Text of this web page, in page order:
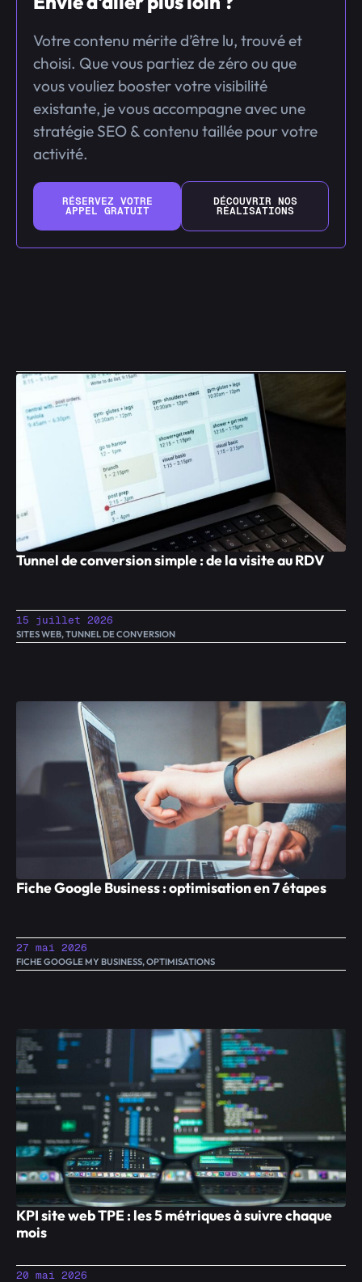
Votre contenu mérite d’être lu, trouvé et
choisi. Que vous partiez de zéro ou que
vous vouliez booster votre visibilité
existante, je vous accompagne avec une
stratégie SEO & contenu taillée pour votre
activité.
RÉSERVEZ VOTRE
APPEL GRATUIT
DÉCOUVRIR NOS
RÉALISATIONS
Tunnel de conversion simple : de la visite au RDV
15 juillet 2026
SITES WEB,TUNNEL DE CONVERSION
Fiche Google Business : optimisation en 7 étapes
27 mai 2026
FICHE GOOGLE MY BUSINESS,OPTIMISATIONS
KPI site web TPE : les 5 métriques à suivre chaque
mois
20 mai 2026